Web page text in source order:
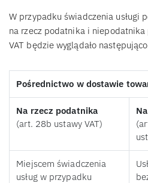
W przypadku świadczenia usługi
na rzecz podatnika i
VAT będzie wyglądało
Pośrednictwo w dostawie
Na rzecz podatnika
(art. 28b ustawy VAT)
Miejscem świadczenia
usług w przypadku